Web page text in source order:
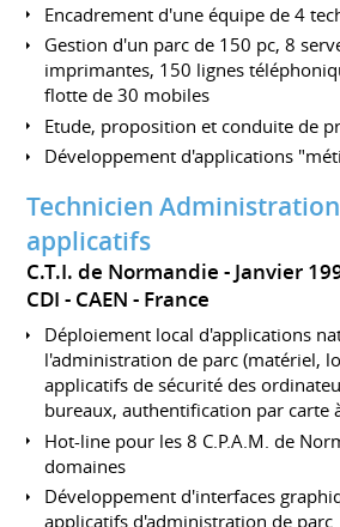
Encadrement d'une équipe de 4
Gestion d'un parc de 150 pc, 8
imprimantes, 150 lignes
flotte de 30 mobiles
Etude, proposition et conduite de
Développement d'applications
Technicien
applicatifs
C.T.I. de Normandie
Janvier
CDI
CAEN France
Déploiement local d'applications
l'administration de parc (matériel,
applicatifs de sécurité des
bureaux, authentification par carte
Hot-line pour les 8 C.P.A.M. de
domaines
Développement d'interfaces
applicatifs d'administration de parc